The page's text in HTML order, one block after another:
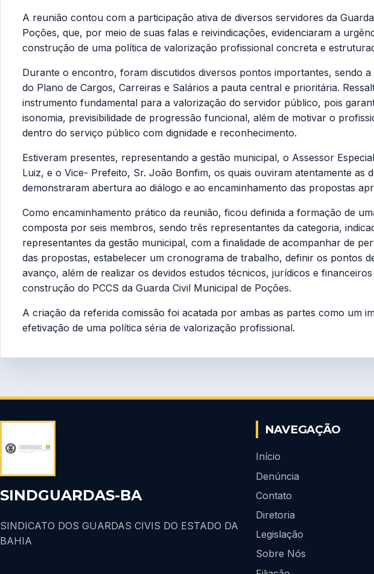
A reunião contou com a participação ativa de diversos servidores da
Poções, que, por meio de suas falas e reivindicações, evidenciaram a
construção de uma política de valorização profissional concreta e
Durante o encontro, foram discutidos diversos pontos importantes, sendo
do Plano de Cargos, Carreiras e Salários a pauta central e prioritária.
instrumento fundamental para a valorização do servidor público, pois
isonomia, previsibilidade de progressão funcional, além de motivar o
dentro do serviço público com dignidade e reconhecimento.
Estiveram presentes, representando a gestão municipal, o Assessor
Luiz, e o Vice- Prefeito, Sr. João Bonfim, os quais ouviram atentamente as
demonstraram abertura ao diálogo e ao encaminhamento das propostas
Como encaminhamento prático da reunião, ficou definida a formação de
composta por seis membros, sendo três representantes da categoria,
representantes da gestão municipal, com a finalidade de acompanhar de
das propostas, estabelecer um cronograma de trabalho, definir os pontos
avanço, além de realizar os devidos estudos técnicos, jurídicos e
construção do PCCS da Guarda Civil Municipal de Poções.
A criação da referida comissão foi acatada por ambas as partes como um
efetivação de uma política séria de valorização profissional.
SINDGUARDAS-BA
SINDICATO DOS GUARDAS CIVIS DO ESTADO DA
BAHIA
NAVEGAÇÃO
Início
Denúncia
Contato
Diretoria
Legislação
Sobre Nós